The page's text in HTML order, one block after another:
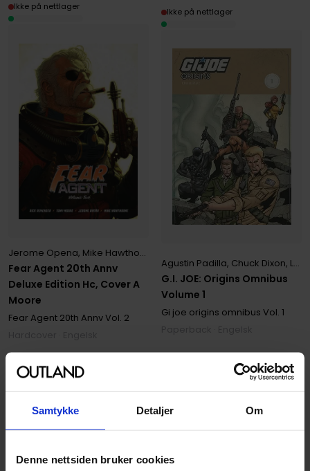
Samtykke Detaljer Om
Denne nettsiden bruker cookies
Fear Agent 20th Annv
Deluxe Edition Hc, Cover A
Moore
Jerome Opena, Mike Hawthorne
Fear Agent 20th AnnvVol. 2
Ikke på nettlager
G.I. JOE: Origins Omnibus
Volume 1
Agustin Padilla, Chuck Dixon, Larry Hama
Gi joe origins omnibus Vol. 1
Ikke på nettlager
199 00
Ikke på nettlager
Ikke på nettlager